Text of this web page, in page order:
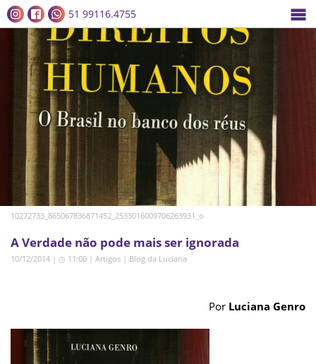
51 99116.4755
10272733_865067836871452_2533016009706263931_o
A Verdade não pode mais ser ignorada
10/12/2014 | ◷ 11:00 | Artigos | Blog da Luciana
Por Luciana Genro